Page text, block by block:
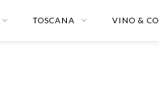
TOSCANA VINO & CO.